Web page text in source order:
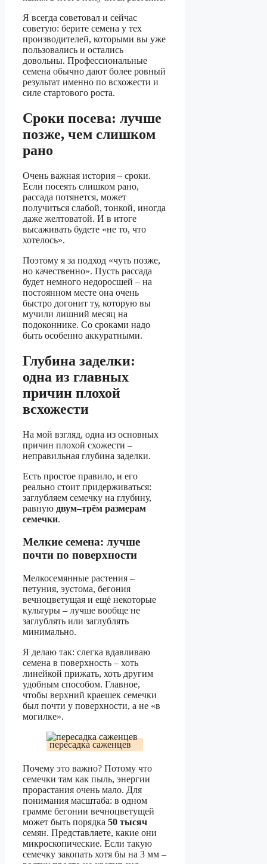
Я всегда советовал и сейчас
советую: берите семена у тех
производителей, которыми вы уже
пользовались и остались
довольны. Профессиональные
семена обычно дают более ровный
результат именно по всхожести и
силе стартового роста.
Сроки посева: лучше
позже, чем слишком
рано
Очень важная история – сроки.
Если посеять слишком рано,
рассада потянется, может
получиться слабой, тонкой, иногда
даже желтоватой. И в итоге
высаживать будете «не то, что
хотелось».
Поэтому я за подход «чуть позже,
но качественно». Пусть рассада
будет немного недоросшей – на
постоянном месте она очень
быстро догонит ту, которую вы
мучили лишний месяц на
подоконнике. Со сроками надо
быть особенно аккуратными.
Глубина заделки:
одна из главных
причин плохой
всхожести
На мой взгляд, одна из основных
причин плохой схожести –
неправильная глубина заделки.
Есть простое правило, и его
реально стоит придерживаться:
заглубляем семечку на глубину,
равную двум–трём размерам
семечки.
Мелкие семена: лучше
почти по поверхности
Мелкосемянные растения –
петуния, эустома, бегония
вечноцветущая и ещё некоторые
культуры – лучше вообще не
заглублять или заглублять
минимально.
Я делаю так: слегка вдавливаю
семена в поверхность – хоть
линейкой прижать, хоть другим
удобным способом. Главное,
чтобы верхний краешек семечки
был почти у поверхности, а не «в
могилке».
пересадка саженцев
Почему это важно? Потому что
семечки там как пыль, энергии
прорастания очень мало. Для
понимания масштаба: в одном
грамме бегонии вечноцветущей
может быть порядка 50 тысяч
семян. Представляете, какие они
микроскопические. Если такую
семечку закопать хотя бы на 3 мм –